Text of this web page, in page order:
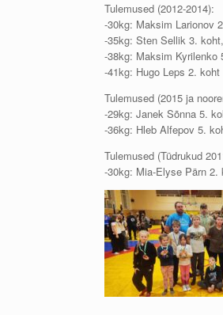
Tulemused (2012-2014):
-30kg: Maksim Larionov
-35kg: Sten Sellik 3.
-38kg: Maksim Kyrilenko
-41kg: Hugo Leps 2. koht
Tulemused (2015 ja
-29kg: Janek Sõnna 5.
-36kg: Hleb Alfepov 5.
Tulemused (Tüdrukud
-30kg: Mia-Elyse Pärn